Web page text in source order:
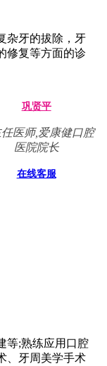
杂牙的拔除，牙
修复等方面的诊
巩贤平
医师,爱康健口腔
医院院长
在线客服
等;熟练应用口腔
、牙周美学手术